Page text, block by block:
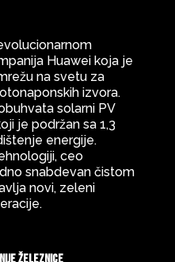
Huawei koja je
na svetu za
izvora.
solarni PV
je podržan sa 1,3
energije.
ceo
snabdevan čistom
novi, zeleni